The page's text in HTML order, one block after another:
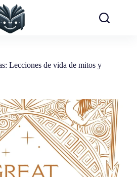
Lecciones de vida de mitos y